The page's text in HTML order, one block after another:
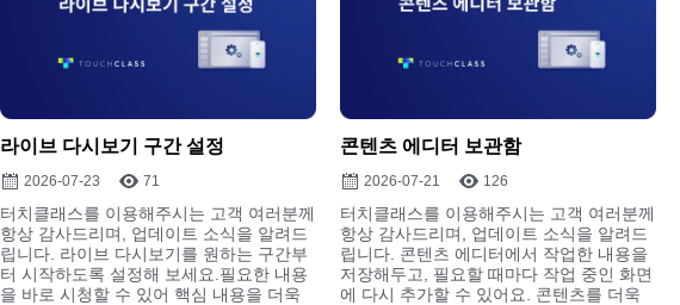
라이브 다시보기 구간 설정
2026-07-23 71
터치클래스를 이용해주시는 고객 여러분께
항상 감사드리며, 업데이트 소식을 알려드
립니다. 라이브 다시보기를 원하는 구간부
터 시작하도록 설정해 보세요.필요한 내용
을 바로 시청할 수 있어 핵심 내용을 더욱
콘텐츠 에디터 보관함
2026-07-21 126
터치클래스를 이용해주시는 고객 여러분께
항상 감사드리며, 업데이트 소식을 알려드
립니다. 콘텐츠 에디터에서 작업한 내용을
저장해두고, 필요할 때마다 작업 중인 화면
에 다시 추가할 수 있어요. 콘텐츠를 더욱